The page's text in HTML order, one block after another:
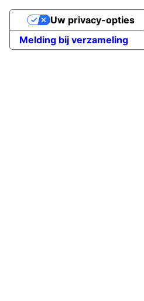
Melding bij verzameling
Uw privacy-opties